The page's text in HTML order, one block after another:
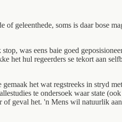
geleenthede, soms is daar bose
was eens baie goed
het hul regeerders se tekort aan
het wat regstreeks in stryd
te ondersoek waar state
of geval het. 'n Mens wil natuurlik